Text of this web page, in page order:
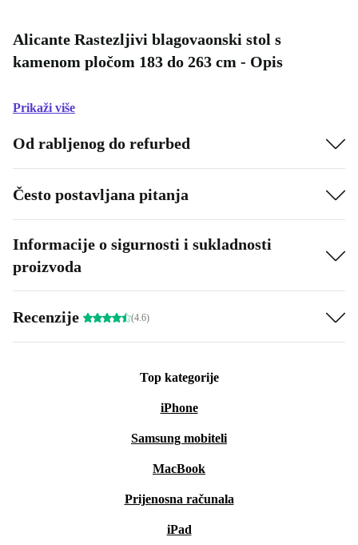
Alicante Rastezljivi blagovaonski stol s
kamenom pločom 183 do 263 cm - Opis
Prikaži više
Od rabljenog do refurbed
Često postavljana pitanja
Informacije o sigurnosti i sukladnosti
proizvoda
Recenzije (4.6)
Top kategorije
iPhone
Samsung mobiteli
MacBook
Prijenosna računala
iPad